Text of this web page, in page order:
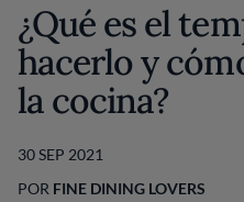
¿Qué es el
hacerlo y
la cocina?
30 SEP 2021
POR FINE DINING LOVERS